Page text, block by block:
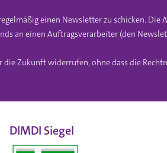
einen Newsletter zu schicken.
an einen Auftragsverarbeiter (den
Zukunft widerrufen, ohne dass die
DIMDI Siegel